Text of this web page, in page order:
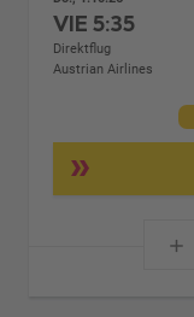
VIE5:35
Direktflug
Austrian Airlines